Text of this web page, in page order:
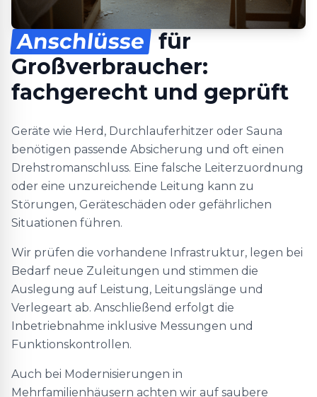
Anschlüsse für
Großverbraucher:
fachgerecht und geprüft
Geräte wie Herd, Durchlauferhitzer oder Sauna
benötigen passende Absicherung und oft einen
Drehstromanschluss. Eine falsche Leiterzuordnung
oder eine unzureichende Leitung kann zu
Störungen, Geräteschäden oder gefährlichen
Situationen führen.
Wir prüfen die vorhandene Infrastruktur, legen bei
Bedarf neue Zuleitungen und stimmen die
Auslegung auf Leistung, Leitungslänge und
Verlegeart ab. Anschließend erfolgt die
Inbetriebnahme inklusive Messungen und
Funktionskontrollen.
Auch bei Modernisierungen in
Mehrfamilienhäusern achten wir auf saubere